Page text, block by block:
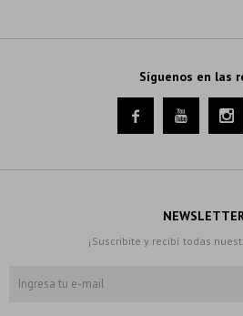
Síguenos en las
  
NEWSLETTER
¡Suscribite y recibí todas